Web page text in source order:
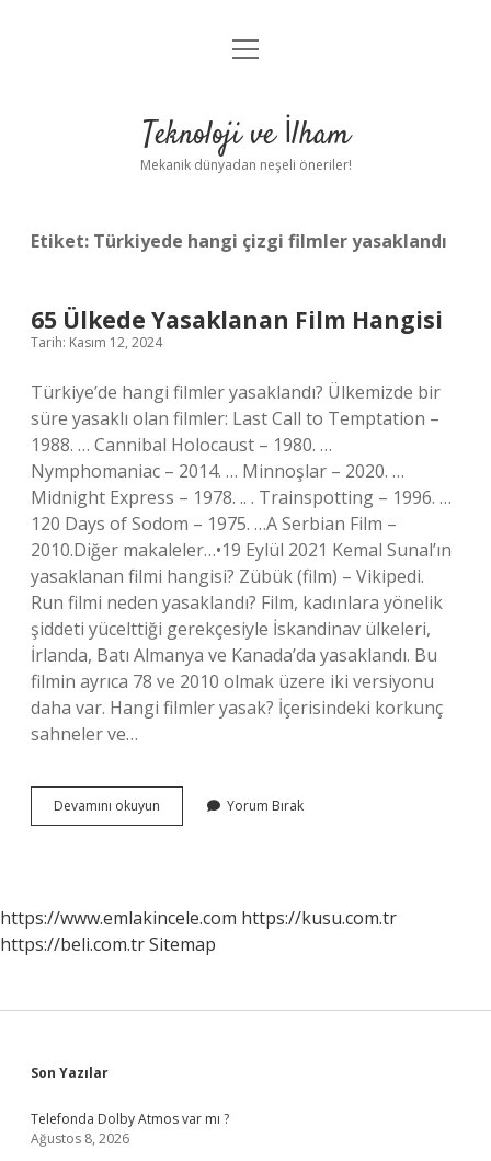
Anasayfa
Yasal Uyarı
menüyü
Teknoloji ve İlham
Mekanik dünyadan neşeli öneriler!
Etiket: Türkiyede hangi çizgi filmler yasaklandı
65 Ülkede Yasaklanan Film Hangisi
Tarih: Kasım 12, 2024
Türkiye’de hangi filmler yasaklandı? Ülkemizde bir
süre yasaklı olan filmler: Last Call to Temptation –
1988. … Cannibal Holocaust – 1980. …
Nymphomaniac – 2014. … Minnoşlar – 2020. …
Midnight Express – 1978. .. . Trainspotting – 1996. …
120 Days of Sodom – 1975. …A Serbian Film –
2010.Diğer makaleler…•19 Eylül 2021 Kemal Sunal’ın
yasaklanan filmi hangisi? Zübük (film) – Vikipedi.
Run filmi neden yasaklandı? Film, kadınlara yönelik
şiddeti yücelttiği gerekçesiyle İskandinav ülkeleri,
İrlanda, Batı Almanya ve Kanada’da yasaklandı. Bu
filmin ayrıca 78 ve 2010 olmak üzere iki versiyonu
daha var. Hangi filmler yasak? İçerisindeki korkunç
sahneler ve…
Devamını okuyun
Ülkede
Yorum Bırak
https://www.emlakincele.com https://kusu.com.tr
https://beli.com.trSitemap
Sidebar
Son Yazılar
Telefonda Dolby Atmos var mı ?
Ağustos 8, 2026